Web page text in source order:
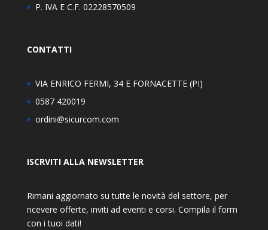
P. IVA E C.F. 02228570509
CONTATTI
VIA ENRICO FERMI, 34 E FORNACETTE (PI)
0587 420019
ordini@sicurcom.com
ISCRVITI ALLA NEWSLETTER
Rimani aggiornato su tutte le novità del settore, per
ricevere offerte, inviti ad eventi e corsi. Compila il form
con i tuoi dati!